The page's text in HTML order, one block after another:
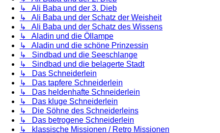
↳ Ali Baba und der 3. Dieb
↳ Ali Baba und der Schatz der Weisheit
↳ Ali Baba und der Schatz des Wissens
↳ Aladin und die Öllampe
↳ Aladin und die schöne Prinzessin
↳ Sindbad und die Seeschlange
↳ Sindbad und die belagerte Stadt
↳ Das Schneiderlein
↳ Das tapfere Schneiderlein
↳ Das heldenhafte Schneiderlein
↳ Das kluge Schneiderlein
↳ Die Söhne des Schneiderleins
↳ Das betrogene Schneiderlein
↳ klassische Missionen / Retro Missionen